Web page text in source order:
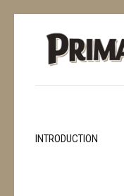
INTRODUCTION